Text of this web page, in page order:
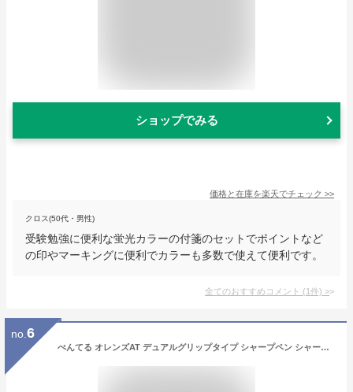
ショップでみる
価格と在庫を楽天でチェック >>
クロス(50代・男性)
受験勉強に便利な蛍光カラーの付箋のセットでポイントなど
の印やマーキングに便利でカラーも多数で使えて便利です。
全てのおすすめコメント (1件) >
no. 6
ぺんてる オレンズAT デュアルグリップタイプ シャープペン シャープペンシル オレンズ 自動芯出し 人気 プレゼント 就職祝い お祝い